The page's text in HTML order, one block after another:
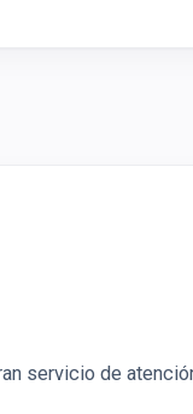
servicio de